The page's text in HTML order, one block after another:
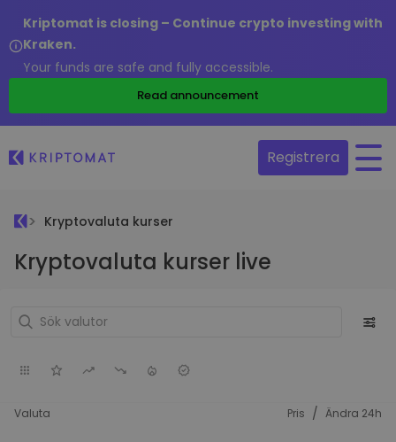
Kriptomat is closing – Continue crypto investing with
Kraken.
Your funds are safe and fully accessible.
Read announcement
Registrera
Kryptovaluta kurser
Kryptovaluta kurser live
Valuta Pris / Ändra 24h